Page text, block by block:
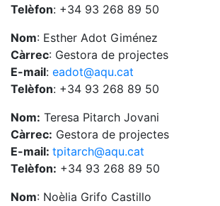
Telèfon: +34 93 268 89 50
Nom: Esther Adot Giménez
Càrrec: Gestora de projectes
E-mail: eadot@aqu.cat
Telèfon: +34 93 268 89 50
Nom: Teresa Pitarch Jovani
Càrrec: Gestora de projectes
E-mail: tpitarch@aqu.cat
Telèfon: +34 93 268 89 50
Nom: Noèlia Grifo Castillo